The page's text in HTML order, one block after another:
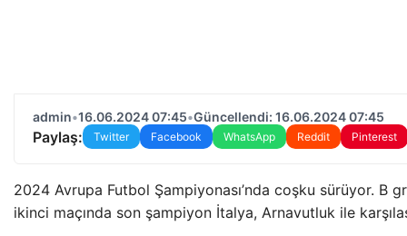
admin•16.06.2024 07:45•Güncellendi: 16.06.2024 07:45
Paylaş: Twitter Facebook WhatsApp Reddit Pinterest
2024 Avrupa Futbol Şampiyonası’nda coşku sürüyor. B
ikinci maçında son şampiyon İtalya, Arnavutluk ile